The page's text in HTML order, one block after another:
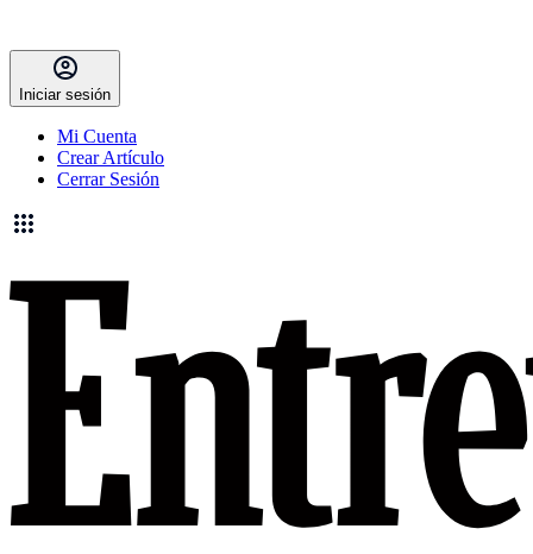
Iniciar sesión
Mi Cuenta
Crear Artículo
Cerrar Sesión